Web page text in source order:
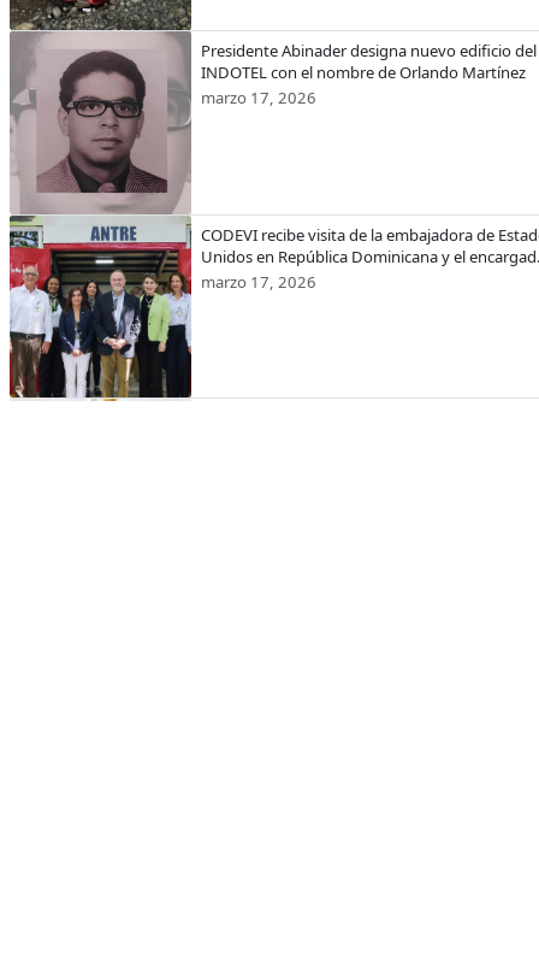
Presidente Abinader designa nuevo edificio del
INDOTEL con el nombre de Orlando Martínez
marzo 17, 2026
CODEVI recibe visita de la embajadora de
Unidos en República Dominicana y el
de Negocios de EE.UU. en Haití
marzo 17, 2026